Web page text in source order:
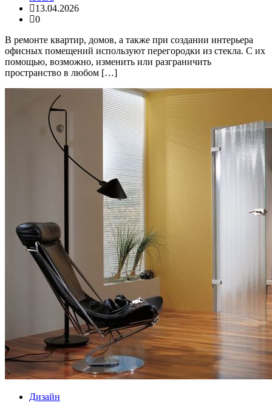
13.04.2026
0
В ремонте квартир, домов, а также при создании интерьера
офисных помещений используют перегородки из стекла. С их
помощью, возможно, изменить или разграничить
пространство в любом […]
Дизайн